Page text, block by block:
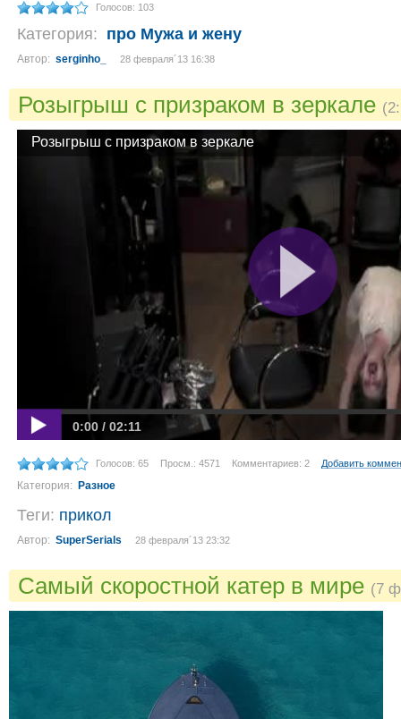
Голосов: 103
Категория: про Мужа и жену
Автор: serginho_ 28 февраля´13 16:38
Розыгрыш с призраком в зеркале
Розыгрыш с призраком в зеркале
0:00 / 02:11
Голосов: 65 Просм.: 4571 Комментариев: 2 Добавить
Категория: Разное
Теги: прикол
Автор: SuperSerials 28 февраля´13 23:32
Самый скоростной катер в мире (7